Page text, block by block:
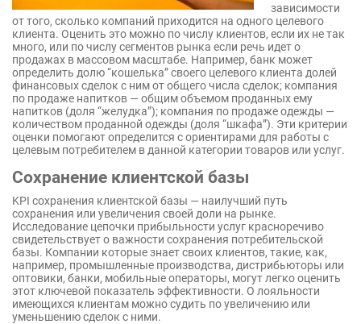
зависимости
от того, сколько компаний приходится на одного целевого
клиента. Оценить это можно по числу клиентов, если их не так
много, или по числу сегментов рынка если речь идет о
продажах в массовом масштабе. Например, банк может
определить долю “кошелька” своего целевого клиента долей
финансовых сделок с ним от общего числа сделок; компания
по продаже напитков — общим объемом проданных ему
напитков (доля “желудка”); компания по продаже одежды —
количеством проданной одежды (доля “шкафа”). Эти критерии
оценки помогают определится с ориентирами для работы с
целевым потребителем в данной категории товаров или услуг.
Сохранение клиентской базы
KPI сохранения клиентской базы — наилучший путь
сохранения или увеличения своей доли на рынке.
Исследование цепочки прибыльности услуг красноречиво
свидетельствует о важности сохранения потребительской
базы. Компании которые знает своих клиентов, такие, как,
например, промышленные производства, дистрибьюторы или
оптовики, банки, мобильные операторы, могут легко оценить
этот ключевой показатель эффективности. О лояльности
имеющихся клиентам можно судить по увеличению или
уменьшению сделок с ними.